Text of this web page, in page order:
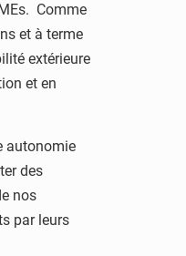
Comme
et à terme
extérieure
et en
autonomie
des
nos
par leurs